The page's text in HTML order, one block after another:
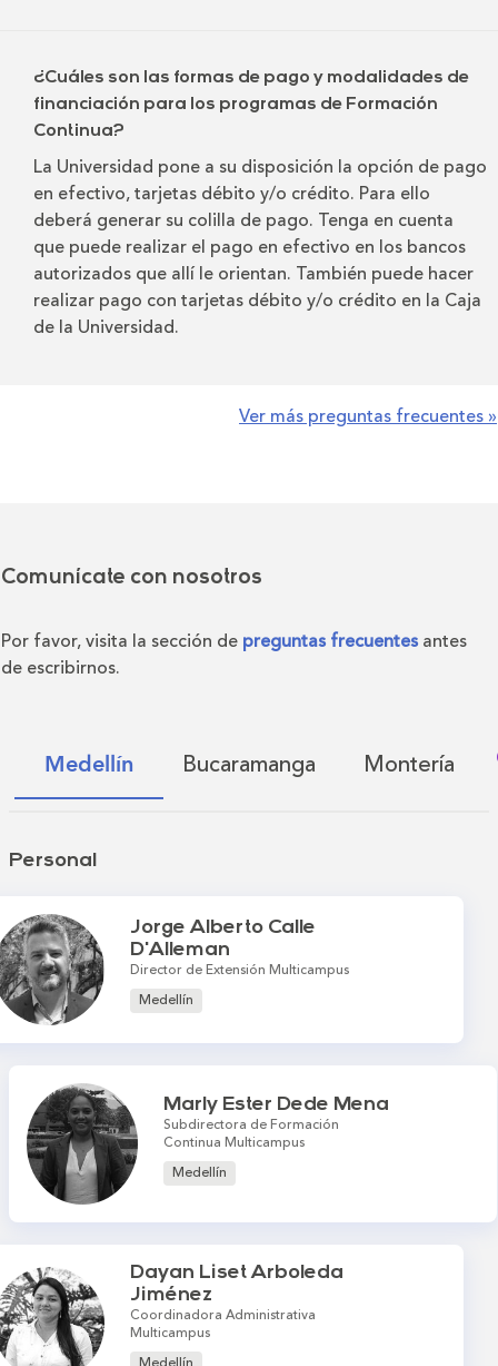
¿Cuáles son las formas de pago y modalidades de
financiación para los programas de Formación
Continua?
La Universidad pone a su disposición la opción de pago
en efectivo, tarjetas débito y/o crédito. Para ello
deberá generar su colilla de pago. Tenga en cuenta
que puede realizar el pago en efectivo en los bancos
autorizados que allí le orientan. También puede hacer
realizar pago con tarjetas débito y/o crédito en la Caja
de la Universidad.
Ver más preguntas frecuentes »
Comunícate con nosotros
Por favor, visita la sección de preguntas frecuentes antes
de escribirnos.
Medellín Bucaramanga Montería
Personal
Jorge Alberto Calle
D'Alleman
Director de Extensión Multicampus
Medellín
Marly Ester Dede Mena
Subdirectora de Formación
Continua Multicampus
Medellín
Dayan Liset Arboleda
Jiménez
Coordinadora Administrativa
Multicampus